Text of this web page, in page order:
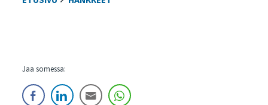
Jaa somessa: